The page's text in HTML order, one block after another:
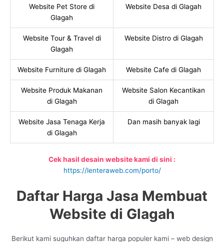
Website Pet Store di
Glagah
Website Desa di Glagah
Website Tour & Travel di
Glagah
Website Distro di Glagah
Website Furniture di Glagah Website Cafe di Glagah
Website Produk Makanan
di Glagah
Website Salon Kecantikan
di Glagah
Website Jasa Tenaga Kerja
di Glagah
Dan masih banyak lagi
Cek hasil desain website kami di sini :
https://lenteraweb.com/porto/
Daftar Harga Jasa Membuat
Website di Glagah
Berikut kami suguhkan daftar harga populer kami – web design